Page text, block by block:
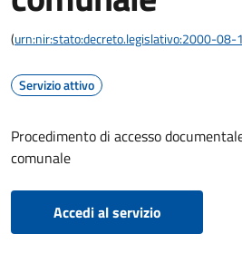
(urn:nir:stato:decreto.legislativo:2000-08-
Servizio attivo
Procedimento di accesso
comunale
Accedi al servizio